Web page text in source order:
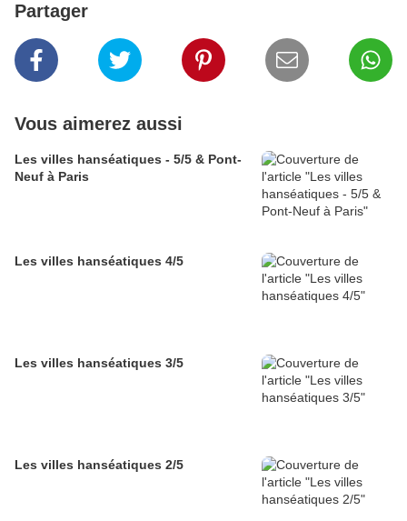
Partager
Vous aimerez aussi
Les villes hanséatiques - 5/5 & Pont-
Neuf à Paris
Les villes hanséatiques 4/5
Les villes hanséatiques 3/5
Les villes hanséatiques 2/5